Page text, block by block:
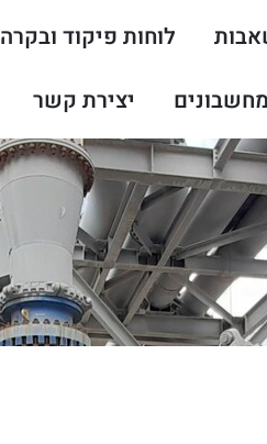
לוחות פיקוד ובקרה
מחשבונים יצירת קשר